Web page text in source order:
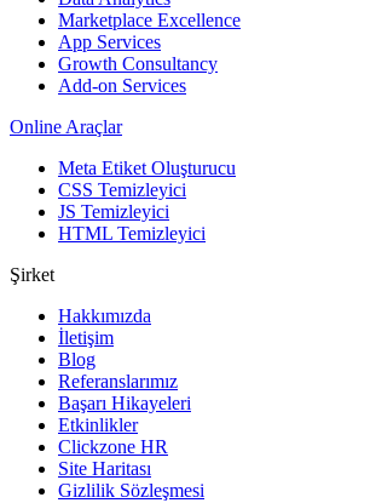
Marketplace Excellence
App Services
Growth Consultancy
Add-on Services
Online Araçlar
Meta Etiket Oluşturucu
CSS Temizleyici
JS Temizleyici
HTML Temizleyici
Şirket
Hakkımızda
İletişim
Blog
Referanslarımız
Başarı Hikayeleri
Etkinlikler
Clickzone HR
Site Haritası
Gizlilik Sözleşmesi